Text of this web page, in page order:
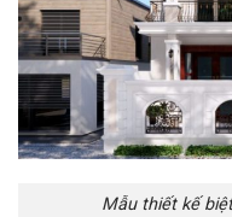
Mẫu thiết kế